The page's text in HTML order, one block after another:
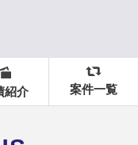
紹介 案件一覧